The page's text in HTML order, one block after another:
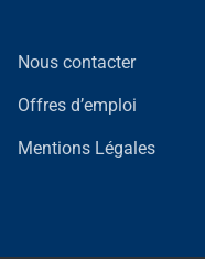
Nous contacter
Offres d’emploi
Mentions Légales